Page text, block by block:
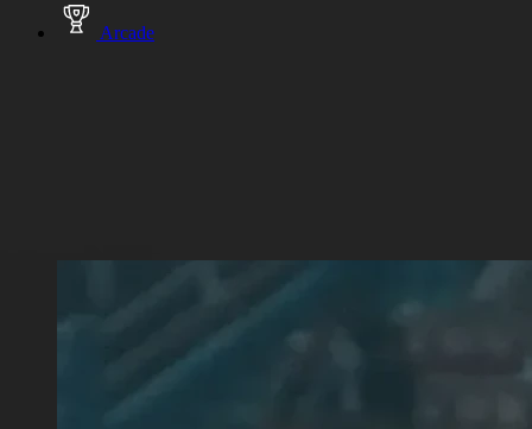
Arcade